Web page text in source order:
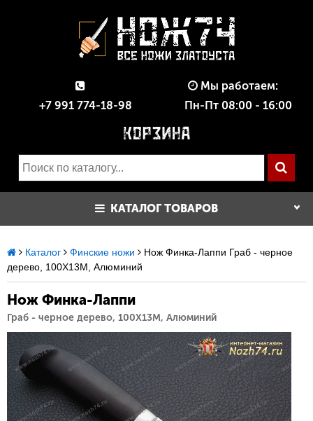
+7 991 774-18-98
Мы работаем:
Пн-Пт 08:00 - 16:00
КАТАЛОГ ТОВАРОВ
Каталог Финские ножи
Нож Финка-Лаппи Граб - черное
дерево, 100Х13М, Алюминий
Нож Финка-Лаппи
Граб - черное дерево, 100Х13М, Алюминий